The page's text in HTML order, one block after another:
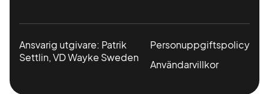
Ansvarig utgivare: Patrik
Settlin, VD Wayke Sweden
Personuppgiftspolicy
Användarvillkor